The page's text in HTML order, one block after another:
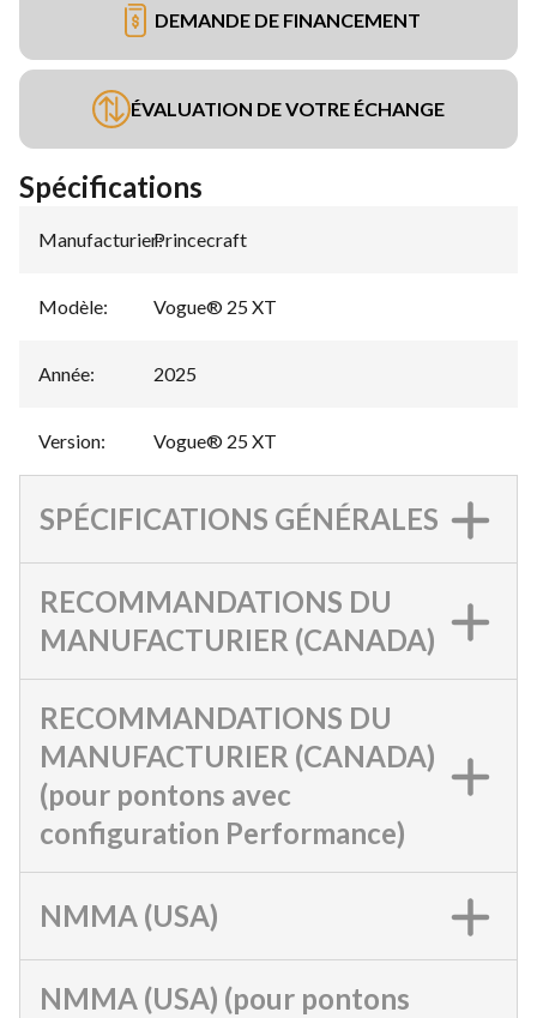
DEMANDE DE FINANCEMENT
ÉVALUATION DE VOTRE ÉCHANGE
Spécifications
Manufacturier:
Princecraft
Modèle: Vogue® 25 XT
Année: 2025
Version: Vogue® 25 XT
SPÉCIFICATIONS GÉNÉRALES
RECOMMANDATIONS DU
MANUFACTURIER (CANADA)
RECOMMANDATIONS DU
MANUFACTURIER (CANADA)
(pour pontons avec
configuration Performance)
NMMA (USA)
NMMA (USA) (pour pontons